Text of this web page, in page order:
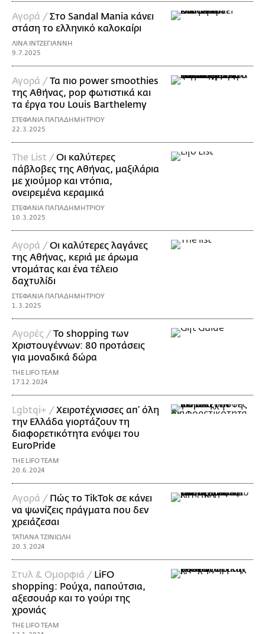
Αγορά /Στο Sandal Μania κάνει
στάση το ελληνικό καλοκαίρι
ΛΙΝΑ ΙΝΤΖΕΓΙΑΝΝΗ
9.7.2025
Αγορά /Τα πιο power smoothies
της Αθήνας, pop φωτιστικά και
τα έργα του Louis Βarthelemy
ΣΤΕΦΑΝΙΑ ΠΑΠΑΔΗΜΗΤΡΙΟΥ
22.3.2025
The List /Οι καλύτερες
πάβλοβες της Αθήνας, μαξιλάρια
με χιούμορ και ντόπια,
ονειρεμένα κεραμικά
ΣΤΕΦΑΝΙΑ ΠΑΠΑΔΗΜΗΤΡΙΟΥ
10.3.2025
Αγορά /Οι καλύτερες λαγάνες
της Αθήνας, κεριά με άρωμα
ντομάτας και ένα τέλειο
δαχτυλίδι
ΣΤΕΦΑΝΙΑ ΠΑΠΑΔΗΜΗΤΡΙΟΥ
1.3.2025
Αγορές /Το shopping των
Χριστουγέννων: 80 προτάσεις
για μοναδικά δώρα
THE LIFO TEAM
17.12.2024
Lgbtqi+ /Χειροτέχνισσες απ’ όλη
την Ελλάδα γιορτάζουν τη
διαφορετικότητα ενόψει του
EuroPride
THE LIFO TEAM
20.6.2024
Αγορά / Πώς το TikTok σε κάνει
να ψωνίζεις πράγματα που δεν
χρειάζεσαι
ΤΑΤΙΑΝΑ ΤΖΙΝΙΩΛΗ
20.3.2024
Στυλ & Ομορφιά / LiFO
shopping: Ρούχα, παπούτσια,
αξεσουάρ και το γούρι της
χρονιάς
THE LIFO TEAM